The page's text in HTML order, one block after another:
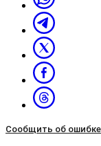
Сообщить об ошибке